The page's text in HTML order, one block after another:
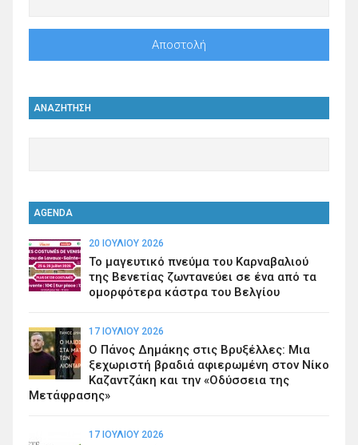
ΑΝΑΖΗΤΗΣΗ
AGENDA
20 ΙΟΥΛΊΟΥ 2026
Το μαγευτικό πνεύμα του Καρναβαλιού
της Βενετίας ζωντανεύει σε ένα από τα
ομορφότερα κάστρα του Βελγίου
17 ΙΟΥΛΊΟΥ 2026
Ο Πάνος Δημάκης στις Βρυξέλλες: Μια
ξεχωριστή βραδιά αφιερωμένη στον Νίκο
Καζαντζάκη και την «Οδύσσεια της
Μετάφρασης»
17 ΙΟΥΛΊΟΥ 2026